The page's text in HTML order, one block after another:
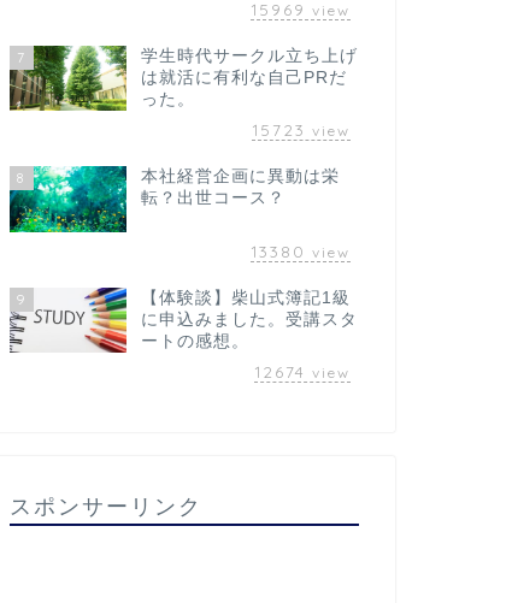
15969 view
7
学生時代サークル立ち上げ
は就活に有利な自己PRだ
った。
15723 view
8
本社経営企画に異動は栄
転？出世コース？
13380 view
9
【体験談】柴山式簿記1級
に申込みました。受講スタ
ートの感想。
12674 view
スポンサーリンク